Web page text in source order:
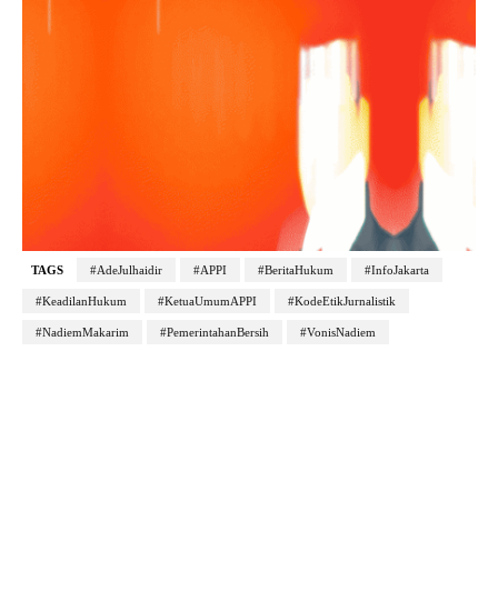
TAGS #AdeJulhaidir #APPI #BeritaHukum #InfoJakarta
#KeadilanHukum #KetuaUmumAPPI #KodeEtikJurnalistik
#NadiemMakarim #PemerintahanBersih #VonisNadiem